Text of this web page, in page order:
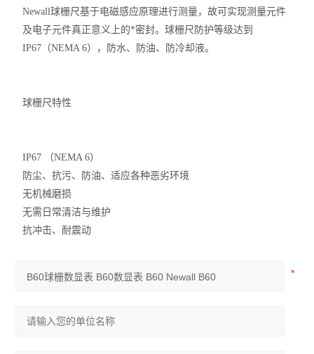
Newall球栅尺基于电磁感应原理进行测量，故可实现测量元件
及电子元件真正意义上的*密封。球栅尺防护等级达到
IP67（NEMA 6），防水、防油、防冷却液。
球栅尺特性
IP67 （NEMA 6）
防尘、抗污、防油、适应各种恶劣环境
无机械磨损
无需日常清洁与维护
抗冲击、耐震动